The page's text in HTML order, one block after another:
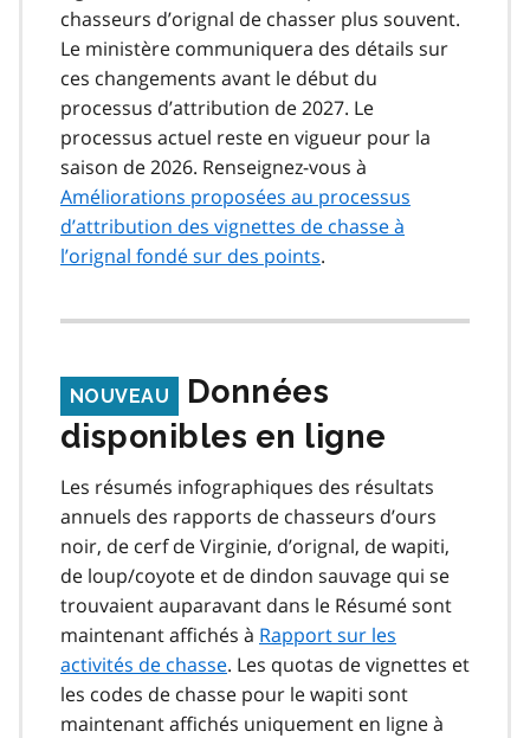
chasseurs d’orignal de chasser plus souvent.
Le ministère communiquera des détails sur
ces changements avant le début du
processus d’attribution de 2027. Le
processus actuel reste en vigueur pour la
saison de 2026. Renseignez-vous à
Améliorations proposées au processus
d’attribution des vignettes de chasse à
l’orignal fondé sur des points.
NOUVEAU
Données
disponibles en ligne
Les résumés infographiques des résultats
annuels des rapports de chasseurs d’ours
noir, de cerf de Virginie, d’orignal, de wapiti,
de loup/coyote et de dindon sauvage qui se
trouvaient auparavant dans le Résumé sont
maintenant affichés à Rapport sur les
activités de chasse. Les quotas de vignettes et
les codes de chasse pour le wapiti sont
maintenant affichés uniquement en ligne à